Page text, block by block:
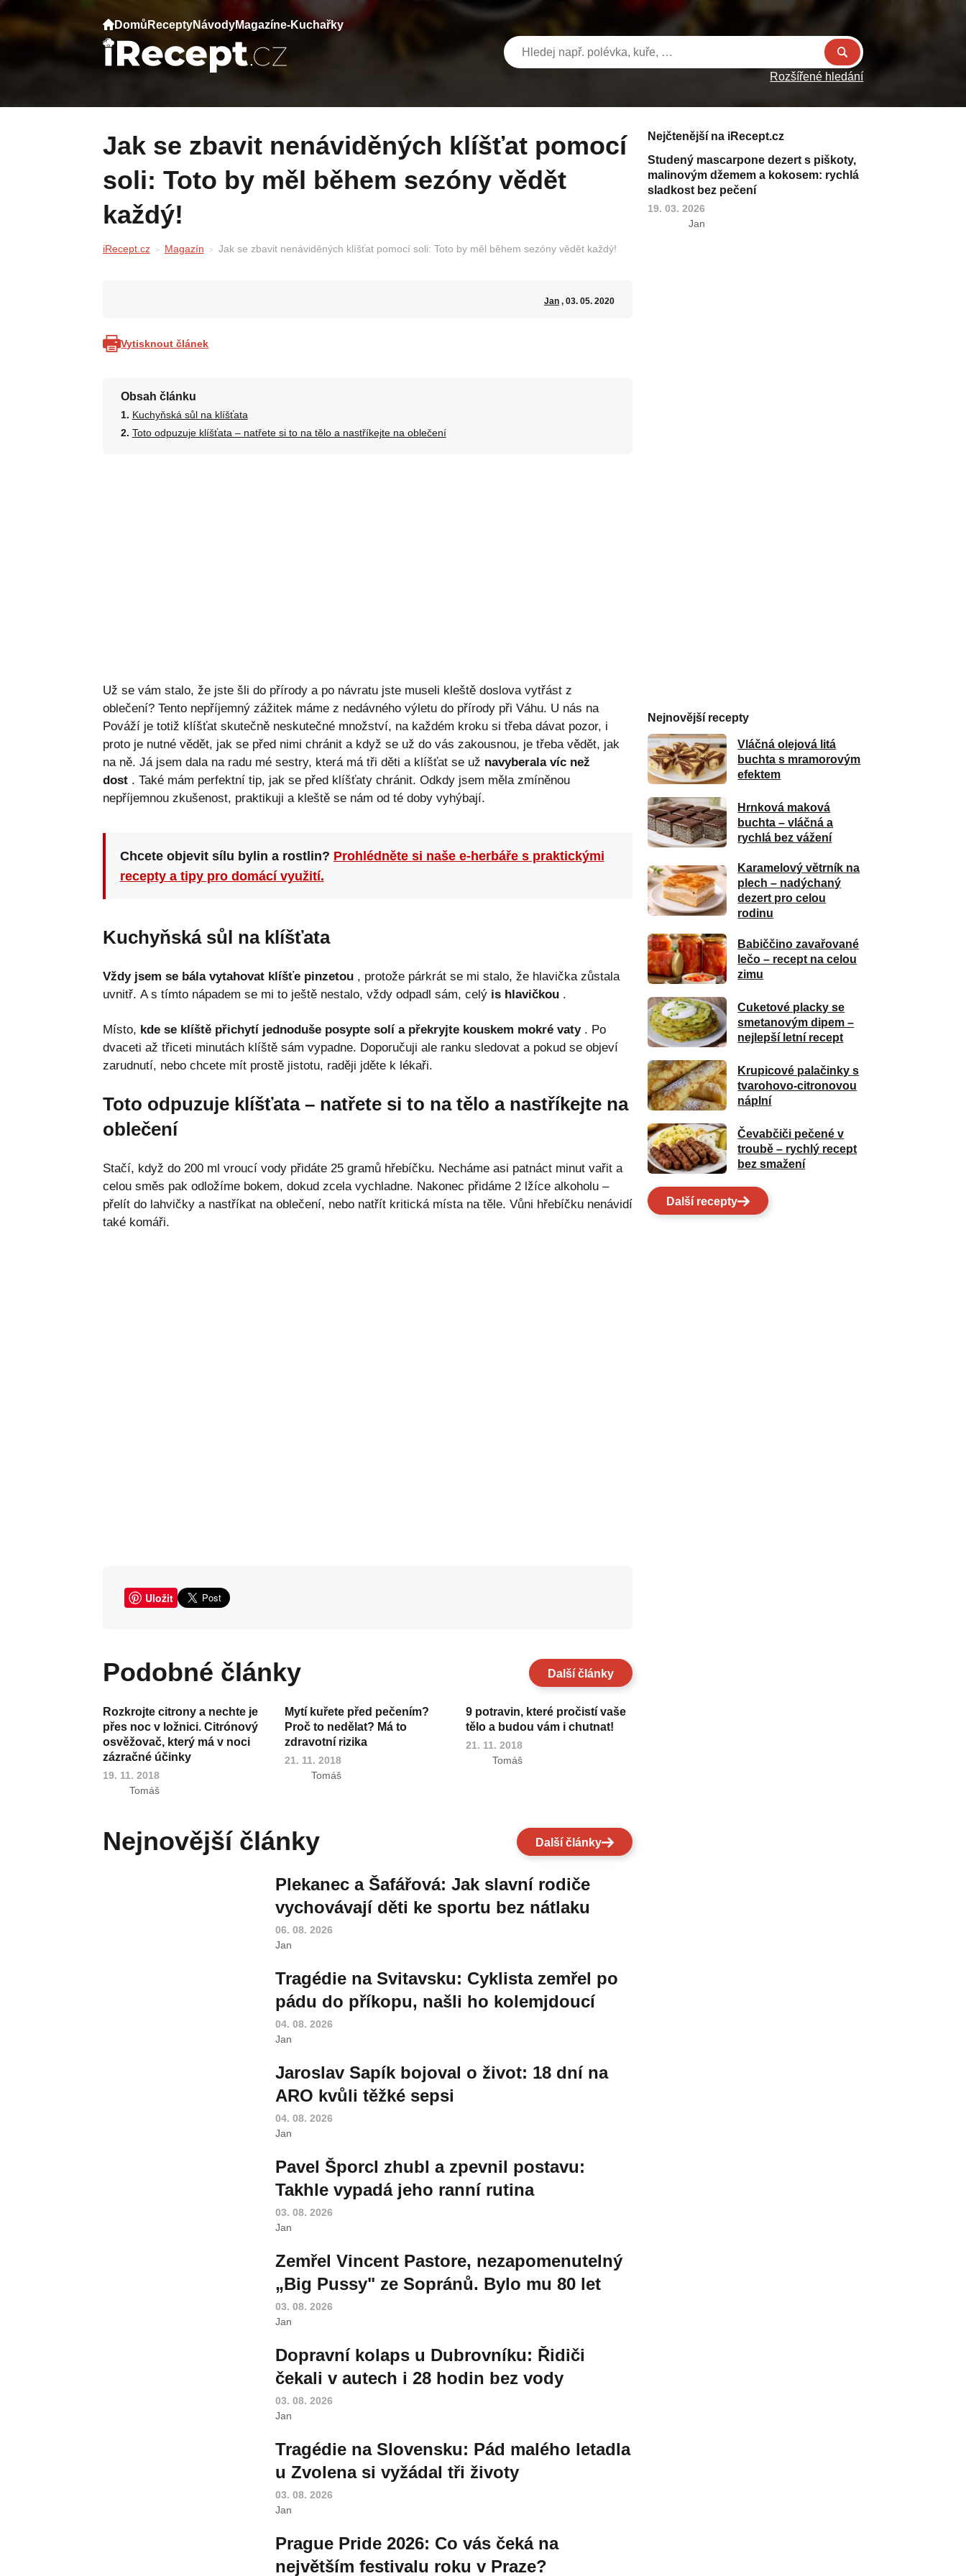
Domů ReceptyNávodyMagazíne-Kuchařky
Rozšířené hledání
Jak se zbavit nenáviděných klíšťat pomocí
soli: Toto by měl během sezóny vědět
každý!
iRecept.cz Magazín Jak se zbavit nenáviděných klíšťat pomocí soli: Toto by měl během sezóny vědět každý!
Jan, 03. 05. 2020
Vytisknout článek
Obsah článku
Kuchyňská sůl na klíšťata
Toto odpuzuje klíšťata – natřete si to na tělo a nastříkejte na oblečení
Už se vám stalo, že jste šli do přírody a po návratu jste museli kleště doslova vytřást z
oblečení? Tento nepříjemný zážitek máme z nedávného výletu do přírody při Váhu. U nás na
Pováží je totiž klíšťat skutečně neskutečné množství, na každém kroku si třeba dávat pozor, i
proto je nutné vědět, jak se před nimi chránit a když se už do vás zakousnou, je třeba vědět, jak
na ně. Já jsem dala na radu mé sestry, která má tři děti a klíšťat se už navyberala víc než
dost. Také mám perfektní tip, jak se před klíšťaty chránit. Odkdy jsem měla zmíněnou
nepříjemnou zkušenost, praktikuji a kleště se nám od té doby vyhýbají.
Chcete objevit sílu bylin a rostlin? Prohlédněte si naše e-herbáře s praktickými
recepty a tipy pro domácí využití.
Kuchyňská sůl na klíšťata
Vždy jsem se bála vytahovat klíšťe pinzetou, protože párkrát se mi stalo, že hlavička zůstala
uvnitř. A s tímto nápadem se mi to ještě nestalo, vždy odpadl sám, celý is hlavičkou.
Místo, kde se klíště přichytí jednoduše posypte solí a překryjte kouskem mokré vaty. Po
dvaceti až třiceti minutách klíště sám vypadne. Doporučuji ale ranku sledovat a pokud se objeví
zarudnutí, nebo chcete mít prostě jistotu, raději jděte k lékaři.
Toto odpuzuje klíšťata – natřete si to na tělo a nastříkejte na
oblečení
Stačí, když do 200 ml vroucí vody přidáte 25 gramů hřebíčku. Necháme asi patnáct minut vařit a
celou směs pak odložíme bokem, dokud zcela vychladne. Nakonec přidáme 2 lžíce alkoholu –
přelít do lahvičky a nastříkat na oblečení, nebo natřít kritická místa na těle. Vůni hřebíčku nenávidí
také komáři.
Uložit
Podobné články Další články
Rozkrojte citrony a nechte je
přes noc v ložnici. Citrónový
osvěžovač, který má v noci
zázračné účinky
19. 11. 2018
Tomáš
Mytí kuřete před pečením?
Proč to nedělat? Má to
zdravotní rizika
21. 11. 2018
Tomáš
9 potravin, které pročistí vaše
tělo a budou vám i chutnat!
21. 11. 2018
Tomáš
Nejnovější články Další články
Plekanec a Šafářová: Jak slavní rodiče
vychovávají děti ke sportu bez nátlaku
06. 08. 2026
Jan
Tragédie na Svitavsku: Cyklista zemřel po
pádu do příkopu, našli ho kolemjdoucí
04. 08. 2026
Jan
Jaroslav Sapík bojoval o život: 18 dní na
ARO kvůli těžké sepsi
04. 08. 2026
Jan
Pavel Šporcl zhubl a zpevnil postavu:
Takhle vypadá jeho ranní rutina
03. 08. 2026
Jan
Zemřel Vincent Pastore, nezapomenutelný
„Big Pussy" ze Sopránů. Bylo mu 80 let
03. 08. 2026
Jan
Dopravní kolaps u Dubrovníku: Řidiči
čekali v autech i 28 hodin bez vody
03. 08. 2026
Jan
Tragédie na Slovensku: Pád malého letadla
u Zvolena si vyžádal tři životy
03. 08. 2026
Jan
Prague Pride 2026: Co vás čeká na
největším festivalu roku v Praze?
Nejčtenější na iRecept.cz
Studený mascarpone dezert s piškoty,
malinovým džemem a kokosem: rychlá
sladkost bez pečení
19. 03. 2026
Jan
Nejnovější recepty
Vláčná olejová litá
buchta s mramorovým
efektem
Hrnková maková
buchta – vláčná a
rychlá bez vážení
Karamelový větrník na
plech – nadýchaný
dezert pro celou
rodinu
Babiččino zavařované
lečo – recept na celou
zimu
Cuketové placky se
smetanovým dipem –
nejlepší letní recept
Krupicové palačinky s
tvarohovo-citronovou
náplní
Čevabčiči pečené v
troubě – rychlý recept
bez smažení
Další recepty